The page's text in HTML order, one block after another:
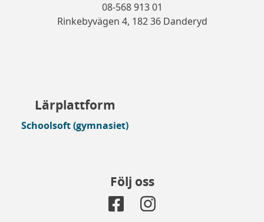
08-568 913 01
Rinkebyvägen 4, 182 36 Danderyd
Lärplattform
Schoolsoft (gymnasiet)
Följ oss